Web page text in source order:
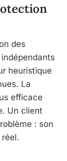
des
heuristique
La
efficace
Un client
: son